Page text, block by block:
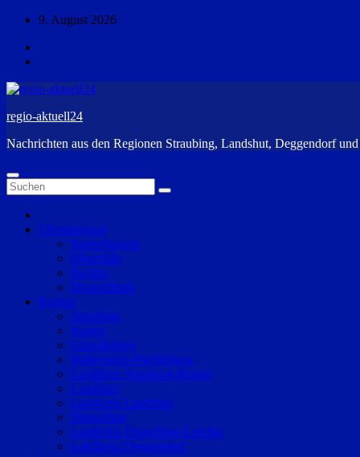
Zum
springen
9. August 2026
regio-aktuell24
Nachrichten aus den Regionen Straubing, Landshut, Deggendorf
Überregional
Niederbayern
Oberpfalz
Bayern
Deutschland
Region
Straubing
Bogen
Geiselhöring
Mallersdorf-Pfaffenberg
Landkreis Straubing-Bogen
Landshut
Landkreis Landshut
Dingolfing
Landkreis Dingolfing-Landau
Landkreis Deggendorf